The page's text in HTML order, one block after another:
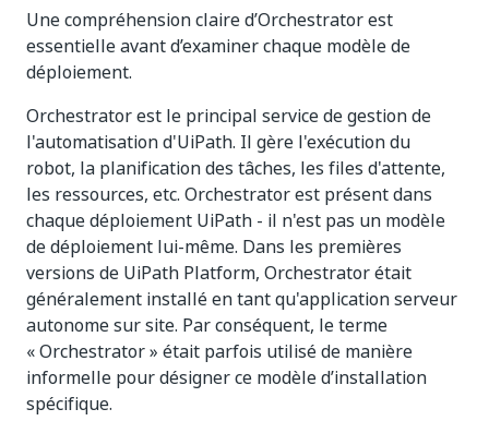
Une compréhension claire d’Orchestrator est
essentielle avant d’examiner chaque modèle de
déploiement.
Orchestrator est le principal service de gestion de
l'automatisation d'UiPath. Il gère l'exécution du
robot, la planification des tâches, les files d'attente,
les ressources, etc. Orchestrator est présent dans
chaque déploiement UiPath - il n'est pas un modèle
de déploiement lui-même. Dans les premières
versions de UiPath Platform, Orchestrator était
généralement installé en tant qu'application serveur
autonome sur site. Par conséquent, le terme
« Orchestrator » était parfois utilisé de manière
informelle pour désigner ce modèle d’installation
spécifique.